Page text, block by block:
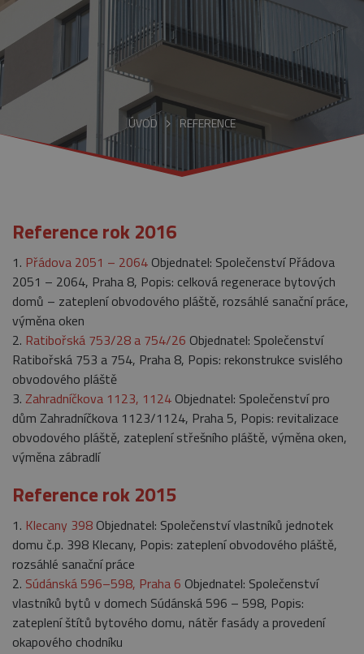
ÚVOD REFERENCE
Reference rok 2016
1. Přádova 2051 – 2064 Objednatel: Společenství Přádova
2051 – 2064, Praha 8, Popis: celková regenerace bytových
domů – zateplení obvodového pláště, rozsáhlé sanační práce,
výměna oken
2. Ratibořská 753/28 a 754/26 Objednatel: Společenství
Ratibořská 753 a 754, Praha 8, Popis: rekonstrukce svislého
obvodového pláště
3. Zahradníčkova 1123, 1124 Objednatel: Společenství pro
dům Zahradníčkova 1123/1124, Praha 5, Popis: revitalizace
obvodového pláště, zateplení střešního pláště, výměna oken,
výměna zábradlí
Reference rok 2015
1. Klecany 398 Objednatel: Společenství vlastníků jednotek
domu č.p. 398 Klecany, Popis: zateplení obvodového pláště,
rozsáhlé sanační práce
2. Súdánská 596–598, Praha 6 Objednatel: Společenství
vlastníků bytů v domech Súdánská 596 – 598, Popis:
zateplení štítů bytového domu, nátěr fasády a provedení
okapového chodníku